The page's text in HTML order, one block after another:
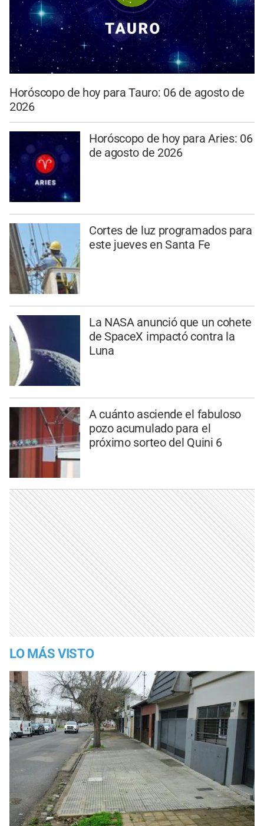
Horóscopo de hoy para Tauro: 06 de agosto de
2026
Horóscopo de hoy para Aries: 06
de agosto de 2026
Cortes de luz programados para
este jueves en Santa Fe
La NASA anunció que un cohete
de SpaceX impactó contra la
Luna
A cuánto asciende el fabuloso
pozo acumulado para el
próximo sorteo del Quini 6
LO MÁS VISTO